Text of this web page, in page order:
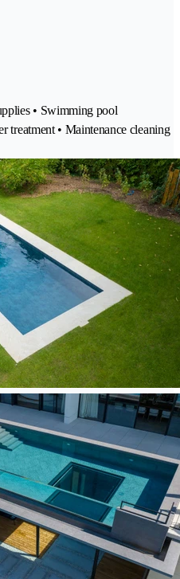
• Swimming pool
treatment • Maintenance cleaning